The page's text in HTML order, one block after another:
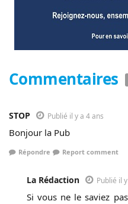
Commentaires
STOP Publié il y a 4 ans
Bonjour la Pub
Répondre Report comment
La Rédaction Publié il
Si vous ne le saviez